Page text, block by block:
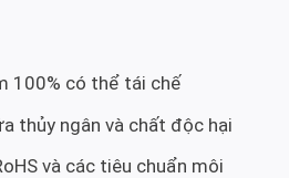
100% có thể tái chế
thủy ngân và chất độc hại
và các tiêu chuẩn môi